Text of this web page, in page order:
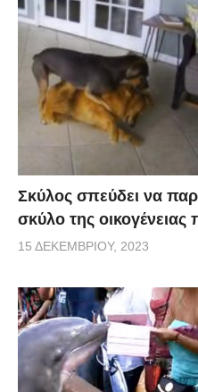
Σκύλος σπεύδει να
σκύλο της οικογένειας
15 ΔΕΚΕΜΒΡΊΟΥ, 2023